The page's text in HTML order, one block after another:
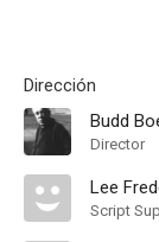
Dirección
Budd
Director
Lee
Script